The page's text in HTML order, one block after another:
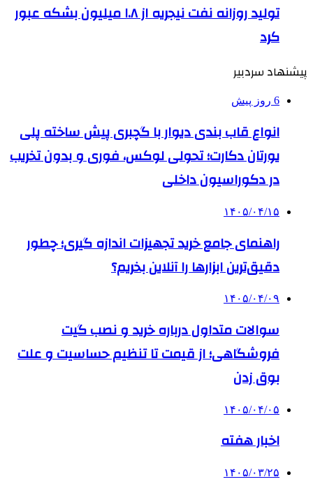
تولید روزانه نفت نیجریه از ۱.۸ میلیون بشکه عبور
کرد
پیشنهاد سردبیر
6 روز پیش
انواع قاب بندی دیوار با گچبری پیش ساخته پلی
یورتان دکارت؛ تحولی لوکس، فوری و بدون تخریب
در دکوراسیون داخلی
۱۴۰۵/۰۴/۱۵
راهنمای جامع خرید تجهیزات اندازه گیری؛ چطور
دقیق‌ترین ابزارها را آنلاین بخریم؟
۱۴۰۵/۰۴/۰۹
سوالات متداول درباره خرید و نصب گیت
فروشگاهی؛ از قیمت تا تنظیم حساسیت و علت
بوق زدن
۱۴۰۵/۰۴/۰۵
اخبار هفته
۱۴۰۵/۰۳/۲۵